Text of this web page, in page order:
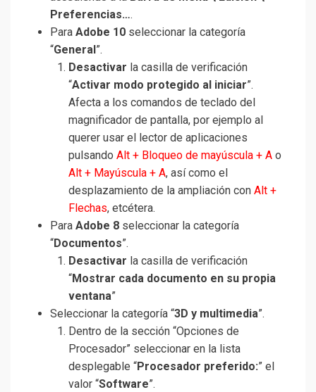
Preferencias….
Para Adobe 10 seleccionar la categoría
“General ”.
Desactivar la casilla de verificación
“Activar modo protegido al iniciar”.
Afecta a los comandos de teclado del
magnificador de pantalla, por ejemplo al
querer usar el lector de aplicaciones
pulsando Alt + Bloqueo de mayúscula + A o
Alt + Mayúscula + A, así como el
desplazamiento de la ampliación con Alt +
Flechas, etcétera.
Para Adobe 8 seleccionar la categoría
“Documentos”.
Desactivar la casilla de verificación
“Mostrar cada documento en su propia
ventana”
Seleccionar la categoría “3D y multimedia”.
Dentro de la sección “Opciones de
Procesador” seleccionar en la lista
desplegable “Procesador preferido:” el
valor “Software”.